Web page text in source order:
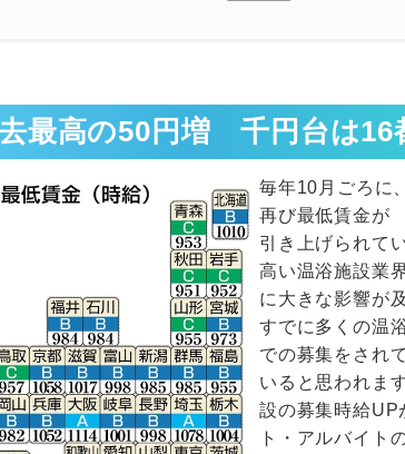
プンしたばかリの『喜楽里別邸横浜青葉店』千
アルの作成工程を動画にしました
最高の50円増 千円台は16
毎年10月ごろに
再び最低賃金が
引き上げられて
高い温浴施設業
に大きな影響が
すでに多くの温
での募集をされて
いると思われま
設の募集時給UP
ト・アルバイト